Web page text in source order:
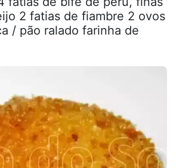
2 fatias de fiambre 2 ovos
/ pão ralado farinha de